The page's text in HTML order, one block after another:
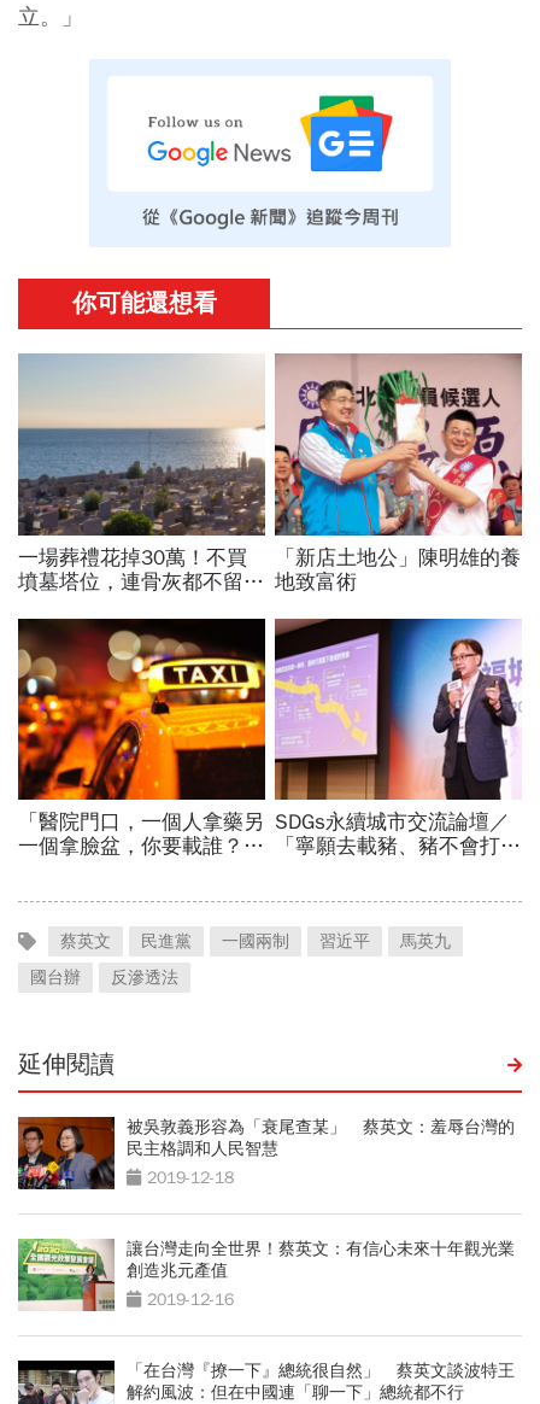
立。」
蔡英文 民進黨 一國兩制 習近平
馬英九
國台辦
反滲透法
延伸閱讀
被吳敦義形容為「衰尾查某」 蔡英文：羞辱台灣的
民主格調和人民智慧
2019-12-18
讓台灣走向全世界！蔡英文：有信心未來十年觀光業
創造兆元產值
2019-12-16
「在台灣『撩一下』總統很自然」 蔡英文談波特王
解約風波：但在中國連「聊一下」總統都不行